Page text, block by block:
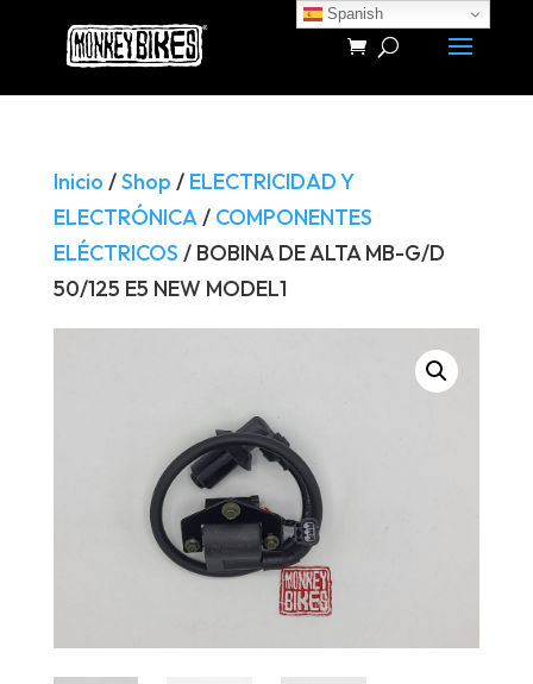
Búsqueda
productos
Inicio /Shop / ELECTRICIDAD Y
ELECTRÓNICA/ COMPONENTES
ELÉCTRICOS / BOBINA DE ALTA MB-G/D
50/125 E5 NEW MODEL1
Spanish